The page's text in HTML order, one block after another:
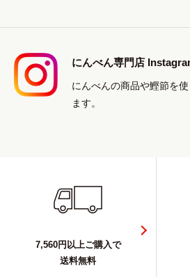
にんべん専門店
にんべんの商品や鰹節を
ます。
7,560円以上ご購入で
送料無料